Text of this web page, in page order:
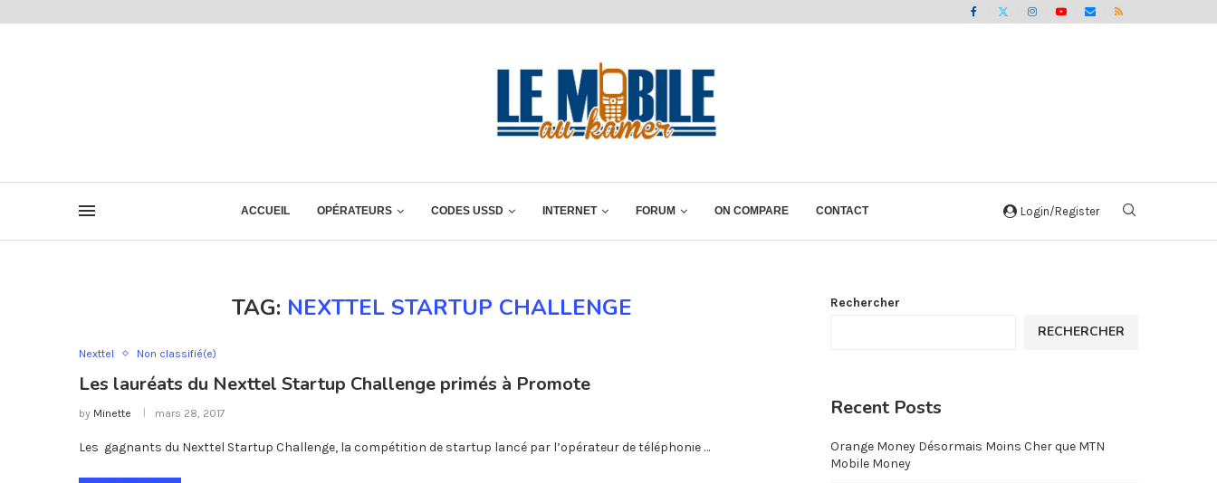
ACCUEIL OPÉRATEURS CODES USSD INTERNET FORUM ON COMPARE CONTACT Login/Register
TAG: NEXTTEL STARTUP CHALLENGE
Nexttel Non classifié(e)
Les lauréats du Nexttel Startup Challenge primés à Promote
by Minette mars 28, 2017
Les gagnants du Nexttel Startup Challenge, la compétition de startup lancé par l’opérateur de téléphonie …
Rechercher
RECHERCHER
Recent Posts
Orange Money Désormais Moins Cher que MTN
Mobile Money